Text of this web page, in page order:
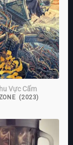
Vực Cấm
(2023)